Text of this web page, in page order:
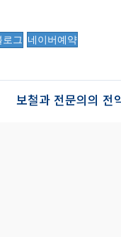
로그 네이버예약
보철과 전문의의 전